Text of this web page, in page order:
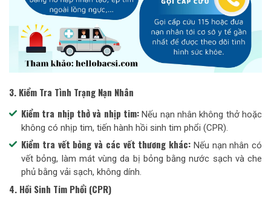
3. Kiểm Tra Tình Trạng Nạn Nhân
Kiểm tra nhịp thở và nhịp tim: Nếu nạn nhân không thở hoặc
không có nhịp tim, tiến hành hồi sinh tim phổi (CPR).
Kiểm tra vết bỏng và các vết thương khác: Nếu nạn nhân có
vết bỏng, làm mát vùng da bị bỏng bằng nước sạch và che
phủ bằng vải sạch, không dính.
4. Hồi Sinh Tim Phổi (CPR)